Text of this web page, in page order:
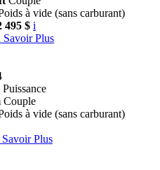
à vide (sans carburant)
495 $ i
Savoir Plus
Puissance
Couple
à vide (sans carburant)
Plus